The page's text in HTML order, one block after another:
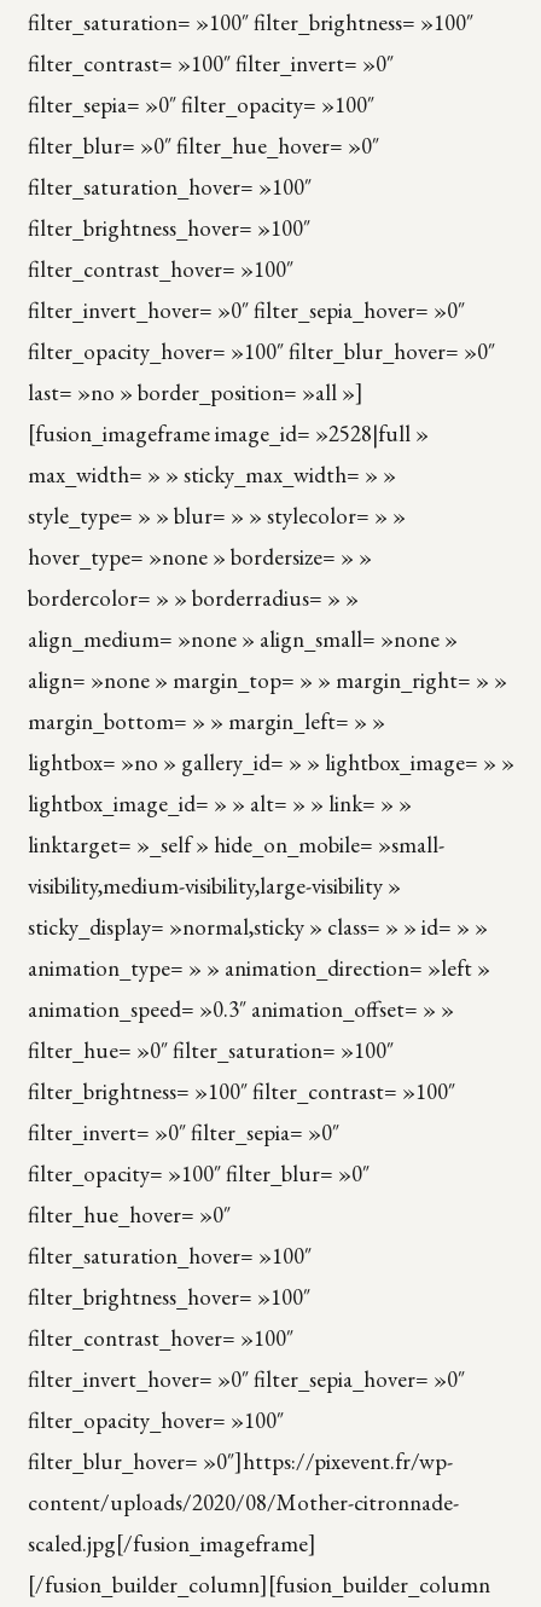
filter_saturation= »100″ filter_brightness= »100″
filter_contrast= »100″ filter_invert= »0″
filter_sepia= »0″ filter_opacity= »100″
filter_blur= »0″ filter_hue_hover= »0″
filter_saturation_hover= »100″
filter_brightness_hover= »100″
filter_contrast_hover= »100″
filter_invert_hover= »0″ filter_sepia_hover= »0″
filter_opacity_hover= »100″ filter_blur_hover= »0″
last= »no » border_position= »all »]
[fusion_imageframe image_id= »2528|full »
max_width= » » sticky_max_width= » »
style_type= » » blur= » » stylecolor= » »
hover_type= »none » bordersize= » »
bordercolor= » » borderradius= » »
align_medium= »none » align_small= »none »
align= »none » margin_top= » » margin_right= » »
margin_bottom= » » margin_left= » »
lightbox= »no » gallery_id= » » lightbox_image= » »
lightbox_image_id= » » alt= » » link= » »
linktarget= »_self » hide_on_mobile= »small-
visibility,medium-visibility,large-visibility »
sticky_display= »normal,sticky » class= » » id= » »
animation_type= » » animation_direction= »left »
animation_speed= »0.3″ animation_offset= » »
filter_hue= »0″ filter_saturation= »100″
filter_brightness= »100″ filter_contrast= »100″
filter_invert= »0″ filter_sepia= »0″
filter_opacity= »100″ filter_blur= »0″
filter_hue_hover= »0″
filter_saturation_hover= »100″
filter_brightness_hover= »100″
filter_contrast_hover= »100″
filter_invert_hover= »0″ filter_sepia_hover= »0″
filter_opacity_hover= »100″
filter_blur_hover= »0″]https://pixevent.fr/wp-
content/uploads/2020/08/Mother-citronnade-
scaled.jpg[/fusion_imageframe]
[/fusion_builder_column][fusion_builder_column